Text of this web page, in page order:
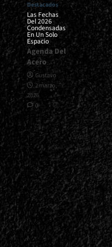
Destacados
Las Fechas
Del 2026
Condensadas
En Un Solo
Espacio
Agenda Del
Acero
Gustavo
2 marzo,
2026
0